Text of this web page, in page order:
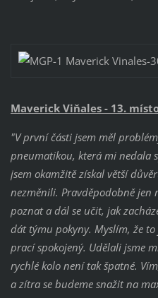
Maverick Viňales - 13.
"V první části jsem měl
pneumatikou, která mi nedala
jsem okamžitě získal větší
nezměnili. Pravděpodobně jen
poznat a dál se učit, jak
dát týmu pokyny. Myslím, že
prací spokojený. Udělali jsme
rychlé kolo není tak špatné.
a zítra se budeme snažit na